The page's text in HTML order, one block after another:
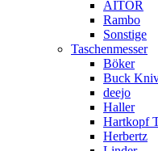
AITOR
Rambo
Sonstige
Taschenmesser
Böker
Buck
deejo
Haller
Hartkopf
Herbertz